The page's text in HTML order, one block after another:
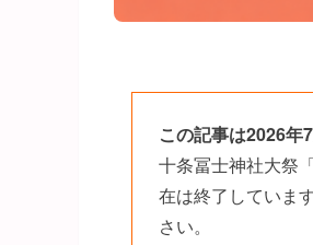
この記事は2026年
十条冨士神社大祭
在は終了していま
さい。